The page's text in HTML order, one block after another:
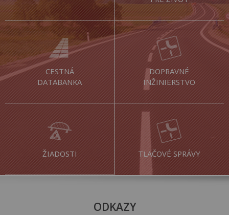
CESTNÁ
DATABANKA
DOPRAVNÉ
INŽINIERSTVO
ŽIADOSTI TLAČOVÉ SPRÁVY
ODKAZY